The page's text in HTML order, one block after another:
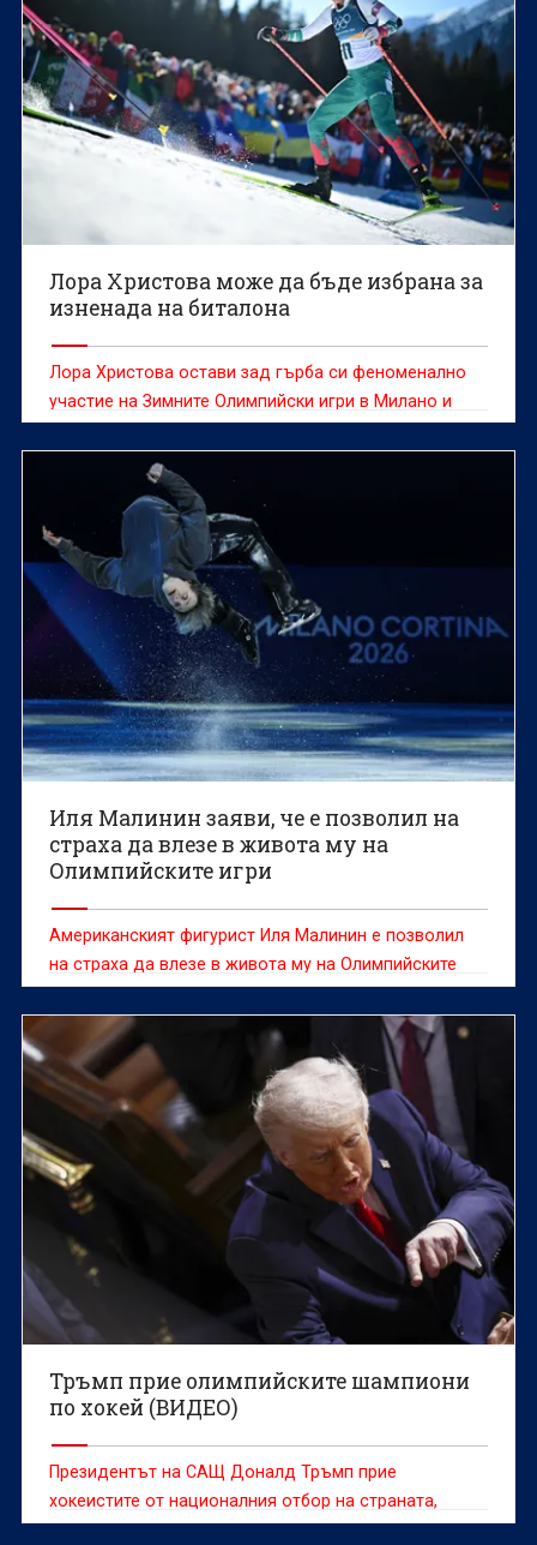
Лора Христова може да бъде избрана за
изненада на биталона
Лора Христова остави зад гърба си феноменално
участие на Зимните Олимпийски игри в Милано и
Кортина д'Ампецо
Иля Малинин заяви, че е позволил на
страха да влезе в живота му на
Олимпийските игри
Американският фигурист Иля Малинин е позволил
на страха да влезе в живота му на Олимпийските
игри в Милано-Кортина, което е предопределило
катастрофалното му представяне, разкри той
профила си в социалната мрежа Инстаграм.
Тръмп прие олимпийските шампиони
по хокей (ВИДЕО)
Президентът на САЩ Доналд Тръмп прие
хокеистите от националния отбор на страната,
които в неделя завоюваха златните медали на